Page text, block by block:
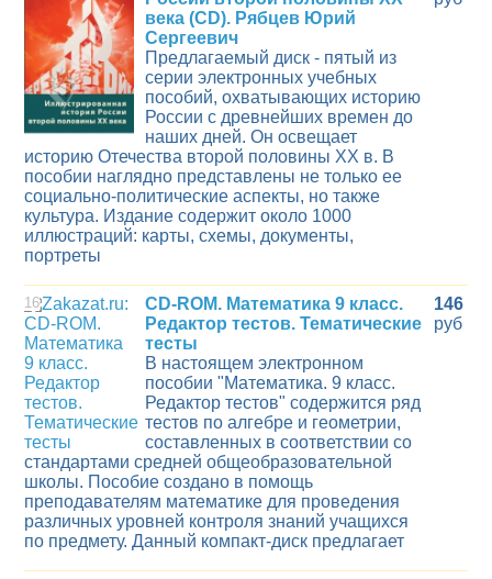
века (CD). Рябцев Юрий
Сергеевич
Предлагаемый диск - пятый из
серии электронных учебных
пособий, охватывающих историю
России с древнейших времен до
наших дней. Он освещает
историю Отечества второй половины XX в. В
пособии наглядно представлены не только ее
социально-политические аспекты, но также
культура. Издание содержит около 1000
иллюстраций: карты, схемы, документы,
портреты
16
CD-ROM. Математика 9 класс.
Редактор тестов. Тематические
тесты
В настоящем электронном
пособии "Математика. 9 класс.
Редактор тестов" содержится ряд
тестов по алгебре и геометрии,
составленных в соответствии со
стандартами средней общеобразовательной
школы. Пособие создано в помощь
преподавателям математике для проведения
различных уровней контроля знаний учащихся
по предмету. Данный компакт-диск предлагает
146
руб